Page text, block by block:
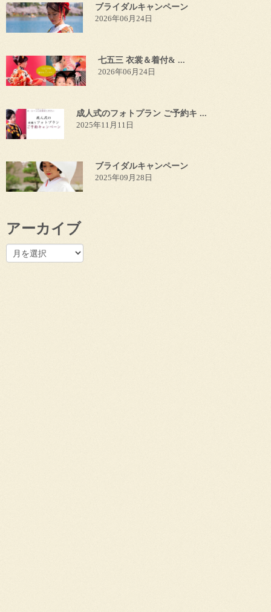
ブライダルキャンペーン
2026年06月24日
七五三 衣裳＆着付& ...
2026年06月24日
成人式のフォトプラン ご予約キ ...
2025年11月11日
ブライダルキャンペーン
2025年09月28日
アーカイブ